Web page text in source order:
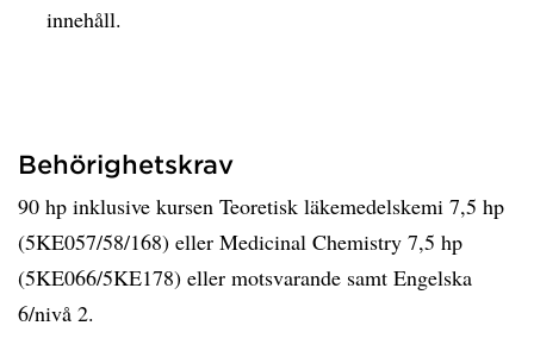
innehåll.
Behörighetskrav
90 hp inklusive kursen Teoretisk läkemedelskemi 7,5 hp
(5KE057/58/168) eller Medicinal Chemistry 7,5 hp
(5KE066/5KE178) eller motsvarande samt Engelska
6/nivå 2.